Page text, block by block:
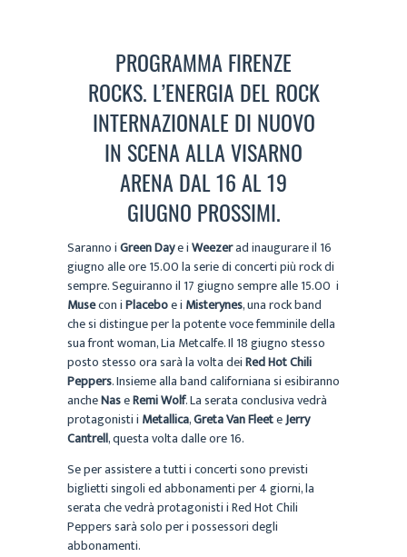
PROGRAMMA FIRENZE
ROCKS. L’ENERGIA DEL ROCK
INTERNAZIONALE DI NUOVO
IN SCENA ALLA VISARNO
ARENA DAL 16 AL 19
GIUGNO PROSSIMI.
Saranno iGreen Daye iWeezerad inaugurare il 16
giugno alle ore 15.00 la serie di concerti più rock di
sempre. Seguiranno il 17 giugno sempre alle 15.00 i
Musecon iPlaceboe i Misterynes, una rock band
che si distingue per la potente voce femminile della
sua front woman, Lia Metcalfe. Il 18 giugno stesso
posto stesso ora sarà la volta deiRed Hot Chili
Peppers. Insieme alla band californiana si esibiranno
ancheNaseRemi Wolf. La serata conclusiva vedrà
protagonisti i Metallica,Greta Van FleeteJerry
Cantrell, questa volta dalle ore 16.
Se per assistere a tutti i concerti sono previsti
biglietti singoli ed abbonamenti per 4 giorni, la
serata che vedrà protagonisti i Red Hot Chili
Peppers sarà solo per i possessori degli
abbonamenti.